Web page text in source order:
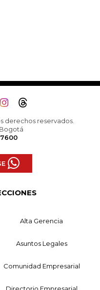
derechos reservados.
Bogotá
Alta Gerencia
Asuntos Legales
Comunidad Empresarial